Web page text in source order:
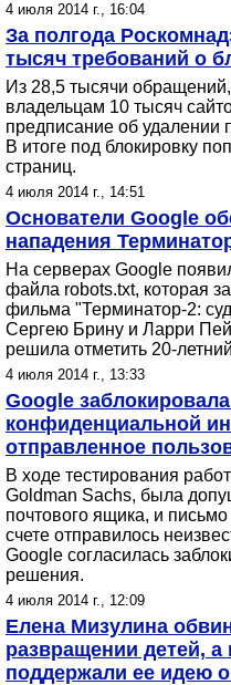
4 июля 2014 г., 16:04
За полгода
тысяч требований о
Из 28,5 тысячи
владельцам 10 тысяч
предписание об
В итоге под блокировку
страниц.
4 июля 2014 г., 14:51
Основатели Google
нападения
На серверах Google
файла robots.txt, которая
фильма "Терминатор-2:
Сергею Брину и Ларри
решила отметить 20-
4 июля 2014 г., 13:33
Google
конфиденциальной
отправленное
В ходе тестирования
Goldman Sachs, была
почтового ящика, и
счете отправилось
Google согласилась
решения.
4 июля 2014 г., 12:09
Елена Мизулина
развращении детей,
поддержали ее идею